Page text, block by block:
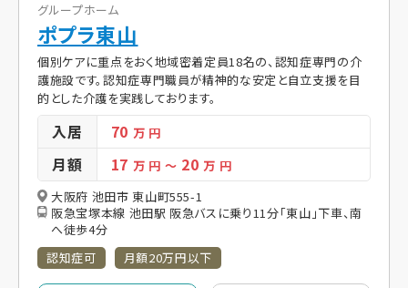
グループホーム
ポプラ東山
個別ケアに重点をおく地域密着定員18名の、認知症専門の介
護施設です。認知症専門職員が精神的な安定と自立支援を目
的とした介護を実践しております。
入居 70万 円
月額 17万 円 ～ 20万 円
大阪府 池田市 東山町555-1
阪急宝塚本線 池田駅 阪急バスに乗り11分「東山」下車、南
へ徒歩4分
認知症可
月額20万円以下